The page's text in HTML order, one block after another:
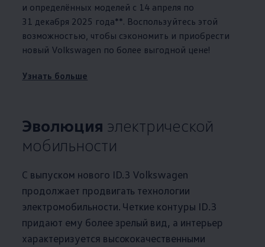
и определённых моделей с 14 апреля по
31 декабря 2025 года**. Воспользуйтесь этой
возможностью, чтобы сэкономить и приобрести
новый Volkswagen по более выгодной цене!
Узнать больше
Эволюция электрической
мобильности
С выпуском нового ID.3 Volkswagen
продолжает продвигать технологии
электромобильности. Четкие контуры ID.3
придают ему более зрелый вид, а интерьер
характеризуется высококачественными